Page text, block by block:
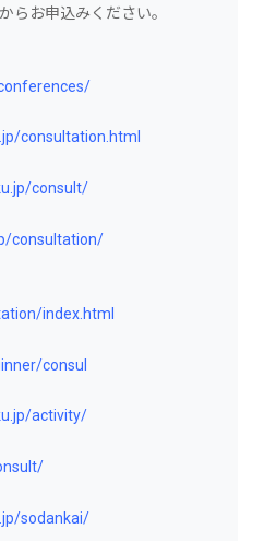
らお申込みください。
consultation.html
consult/
consultation/
index.html
consul
activity/
sodankai/